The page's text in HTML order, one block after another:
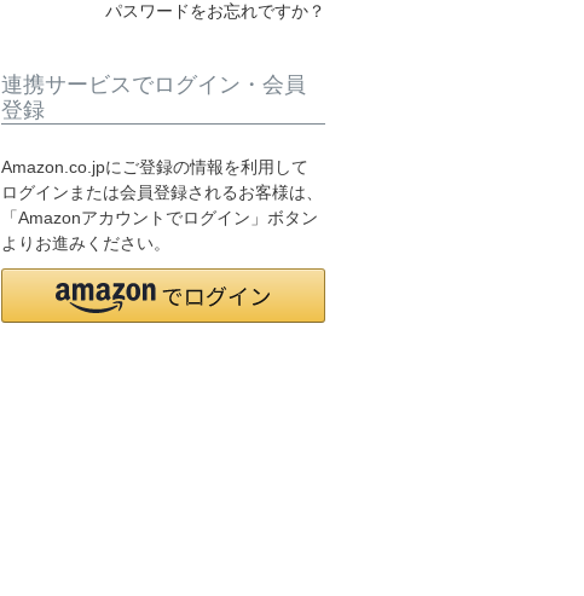
パスワードをお忘れですか？
連携サービスでログイン・会員
登録
Amazon.co.jpにご登録の情報を利用して
ログインまたは会員登録されるお客様は、
「Amazonアカウントでログイン」ボタン
よりお進みください。